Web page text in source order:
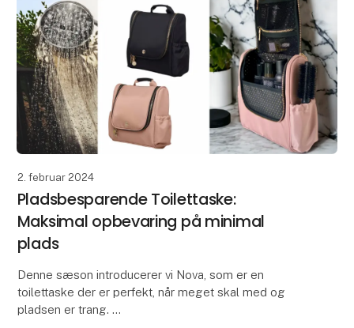
2. februar 2024
Pladsbesparende Toilettaske:
Maksimal opbevaring på minimal
plads
Denne sæson introducerer vi Nova, som er en
toilettaske der er perfekt, når meget skal med og
pladsen er trang.